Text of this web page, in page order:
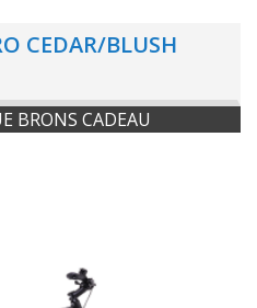
CEDAR/BLUSH
BRONS CADEAU